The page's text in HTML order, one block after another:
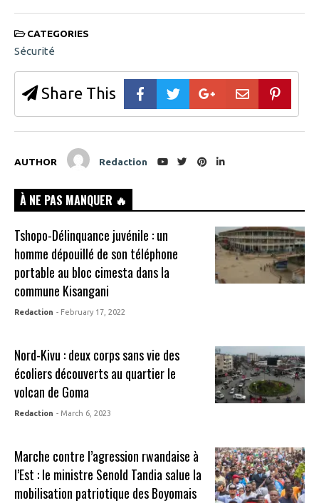
CATEGORIES
Sécurité
Share This
AUTHOR Redaction
À NE PAS MANQUER 🔥
Tshopo-Délinquance juvénile : un
homme dépouillé de son téléphone
portable au bloc cimesta dans la
commune Kisangani
Redaction - February 17, 2022
Nord-Kivu : deux corps sans vie des
écoliers découverts au quartier le
volcan de Goma
Redaction - March 6, 2023
Marche contre l’agression rwandaise à
l’Est : le ministre Senold Tandia salue la
mobilisation patriotique des Boyomais